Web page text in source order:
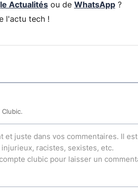
Actualitésou de WhatsApp?
l'actu tech !
Clubic.